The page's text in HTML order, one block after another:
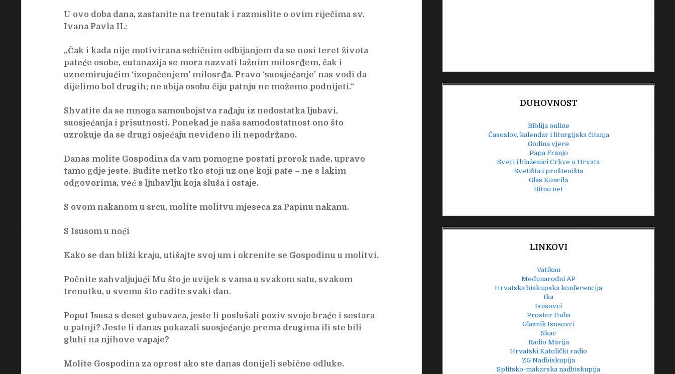
U ovo doba dana, zastanite na trenutak i razmislite o ovim riječima sv.
Ivana Pavla II.:
„Čak i kada nije motivirana sebičnim odbijanjem da se nosi teret života
pateće osobe, eutanazija se mora nazvati lažnim milosrđem, čak i
uznemirujućim ‘izopačenjem’ milosrđa. Pravo ‘suosjećanje’ nas vodi da
dijelimo bol drugih; ne ubija osobu čiju patnju ne možemo podnijeti.“
Shvatite da se mnoga samoubojstva rađaju iz nedostatka ljubavi,
suosjećanja i prisutnosti. Ponekad je naša samodostatnost ono što
uzrokuje da se drugi osjećaju neviđeno ili nepodržano.
Danas molite Gospodina da vam pomogne postati prorok nade, upravo
tamo gdje jeste. Budite netko tko stoji uz one koji pate – ne s lakim
odgovorima, već s ljubavlju koja sluša i ostaje.
S ovom nakanom u srcu, molite molitvu mjeseca za Papinu nakanu.
S Isusom u noći
Kako se dan bliži kraju, utišajte svoj um i okrenite se Gospodinu u molitvi.
Počnite zahvaljujući Mu što je uvijek s vama u svakom satu, svakom
trenutku, u svemu što radite svaki dan.
Poput Isusa s deset gubavaca, jeste li poslušali poziv svoje braće i sestara
u patnji? Jeste li danas pokazali suosjećanje prema drugima ili ste bili
gluhi na njihove vapaje?
Molite Gospodina za oprost ako ste danas donijeli sebične odluke.
DUHOVNOST
Biblija online
Časoslov, kalendar i liturgijska čitanja
Godina vjere
Papa Franjo
Sveci i blaženici Crkve u Hrvata
Svetišta i prošteništa
Glas Koncila
Bitno net
LINKOVI
Vatikan
Međunarodni AP
Hrvatska biskupska konferencija
Ika
Isusovci
Prostor Duha
Glasnik Isusovci
Skac
Radio Marija
Hrvatski Katolički radio
ZG Nadbiskupija
Splitsko-makarska nadbiskupija